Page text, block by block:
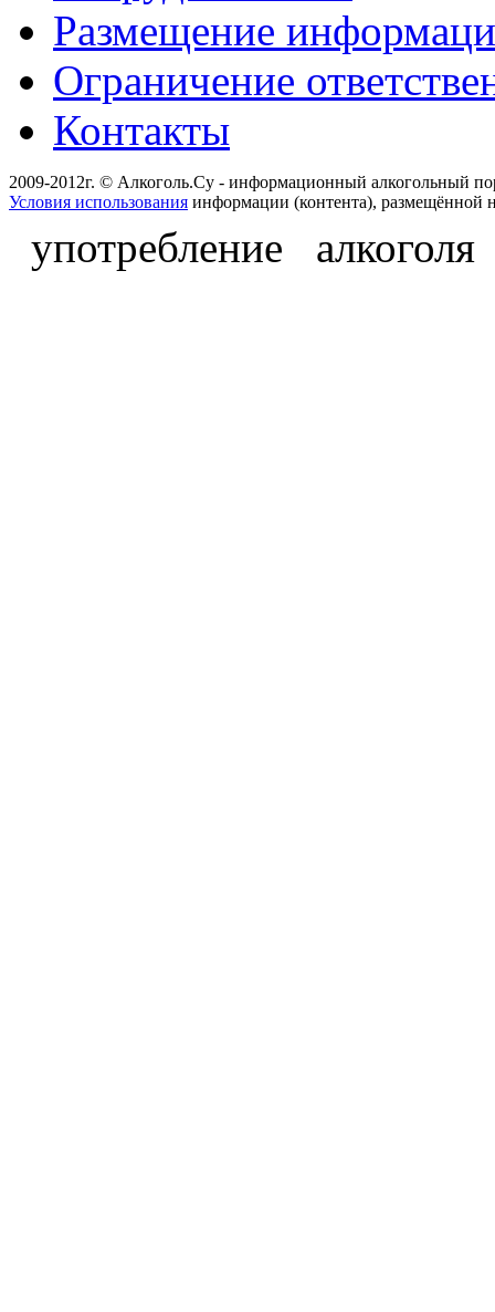
Размещение
Ограничение
Контакты
2009-2012г. © Алкоголь.Су - информационный алкогольный
Условия использования информации (контента), размещённой
употребление